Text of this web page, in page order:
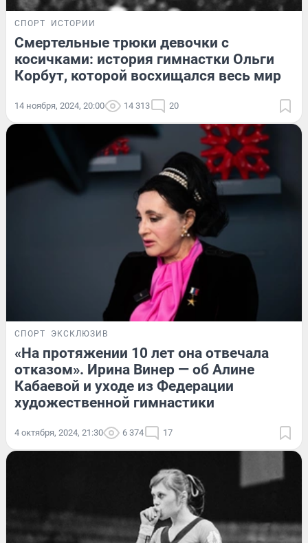
СПОРТ ИСТОРИИ
Смертельные трюки девочки с
косичками: история гимнастки Ольги
Корбут, которой восхищался весь мир
14 ноября, 2024, 20:00 14 313 20
СПОРТ ЭКСКЛЮЗИВ
«На протяжении 10 лет она отвечала
отказом». Ирина Винер — об Алине
Кабаевой и уходе из Федерации
художественной гимнастики
4 октября, 2024, 21:30 6 374 17